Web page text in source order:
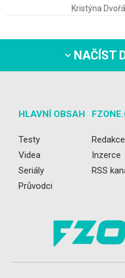
Kristýna
NAČÍST
HLAVNÍ OBSAH
Testy
Videa
Seriály
Průvodci
Inzerce
RSS